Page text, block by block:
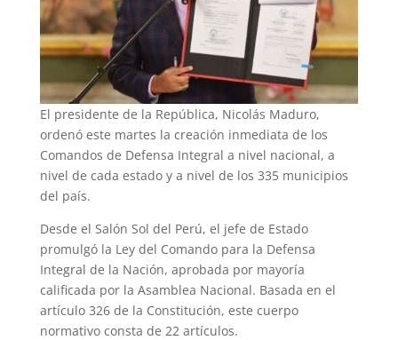
El presidente de la República, Nicolás Maduro,
ordenó este martes la creación inmediata de los
Comandos de Defensa Integral a nivel nacional, a
nivel de cada estado y a nivel de los 335 municipios
del país.
Desde el Salón Sol del Perú, el jefe de Estado
promulgó la Ley del Comando para la Defensa
Integral de la Nación, aprobada por mayoría
calificada por la Asamblea Nacional. Basada en el
artículo 326 de la Constitución, este cuerpo
normativo consta de 22 artículos.